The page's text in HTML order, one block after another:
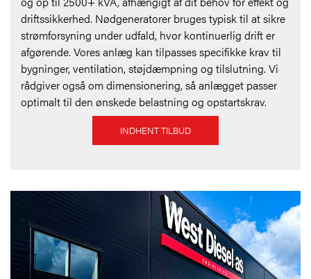
driftssikkerhed. Nødgeneratorer bruges typisk til at sikre
strømforsyning under udfald, hvor kontinuerlig drift er
afgørende. Vores anlæg kan tilpasses specifikke krav til
bygninger, ventilation, støjdæmpning og tilslutning. Vi
rådgiver også om dimensionering, så anlægget passer
optimalt til den ønskede belastning og opstartskrav.
INDHENT TILBUD